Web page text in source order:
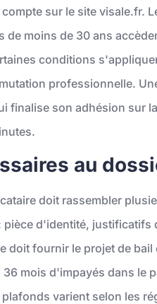
sur le site visale.fr.
de moins de 30 ans
conditions
professionnelle.
finalise son adhésion sur
au
doit rassembler
d'identité, justificatifs
doit fournir le projet de bail
mois d'impayés dans le
varient selon les